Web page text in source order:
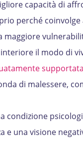
capacità di
perché
maggiore
il modo di
supportata
di malessere,
condizione
e una visione